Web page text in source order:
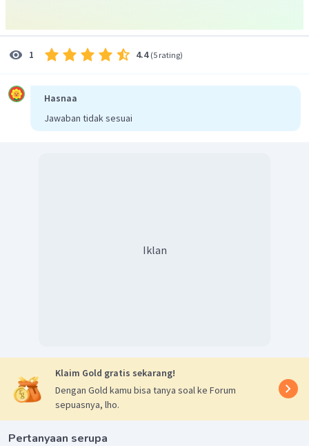
1 4.4 (5 rating)
Hasnaa
Jawaban tidak sesuai
Iklan
Klaim Gold gratis sekarang!
Dengan Gold kamu bisa tanya soal ke Forum
sepuasnya, lho.
Pertanyaan serupa